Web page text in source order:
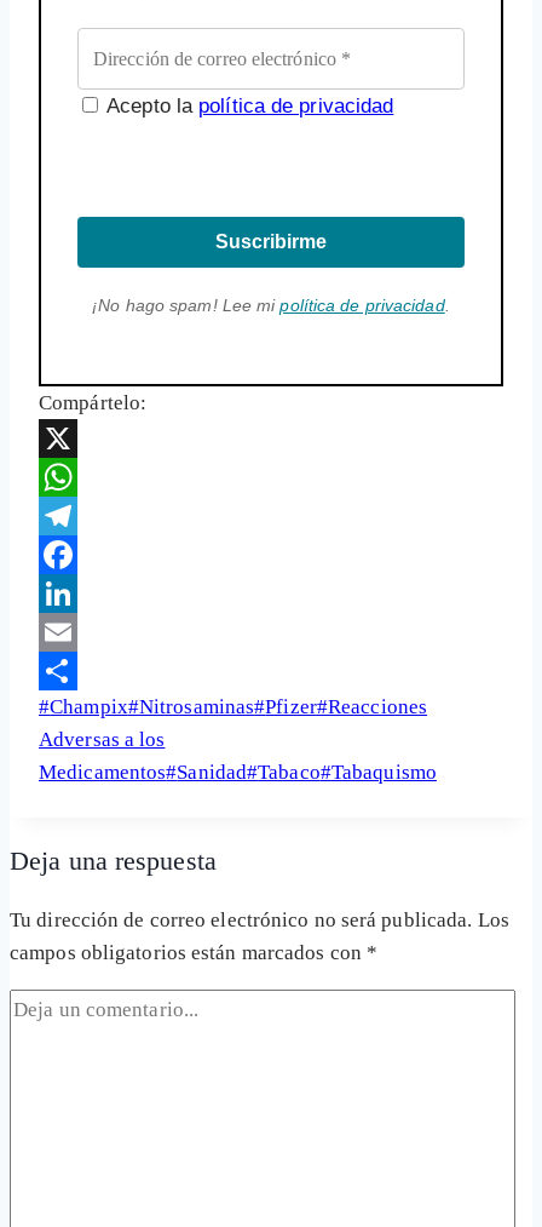
Acepto la política de privacidad
Suscribirme
¡No hago spam! Lee mipolítica de privacidad.
Compártelo:
X
WhatsApp
Telegram
Facebook
LinkedIn
Email
Share
Etiquetas
de
la
#Champix#Nitrosaminas#Pfizer#Reacciones
Adversas a los
Medicamentos#Sanidad#Tabaco#Tabaquismo
Deja una respuesta
Tu dirección de correo electrónico no será publicada. Los
campos obligatorios están marcados con *